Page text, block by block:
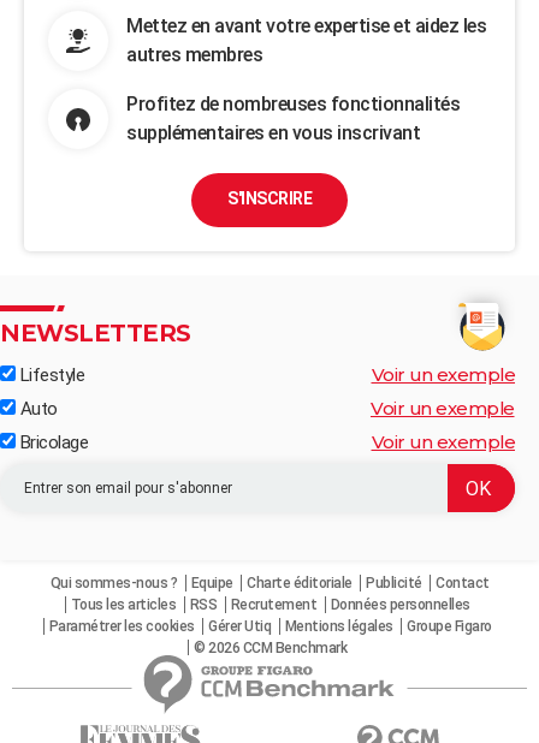
Mettez en avant votre expertise et aidez les
autres membres
Profitez de nombreuses fonctionnalités
supplémentaires en vous inscrivant
S'INSCRIRE
NEWSLETTERS
Lifestyle Voir un exemple
Auto Voir un exemple
Bricolage Voir un exemple
Qui sommes-nous ? Equipe Charte éditoriale Publicité
Contact
Tous les articles
RSS Recrutement
Données personnelles
Paramétrer les cookies
Gérer Utiq Mentions légales
Groupe Figaro
© 2026 CCM Benchmark